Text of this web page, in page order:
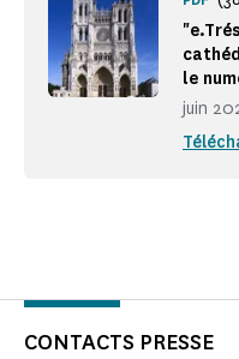
le
juin
CONTACTS PRESSE